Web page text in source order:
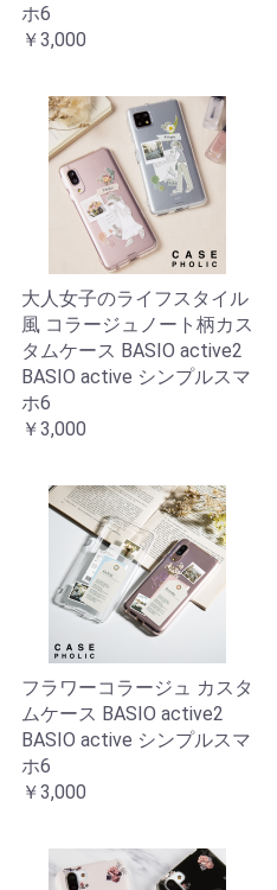
ホ6
￥3,000
大人女子のライフスタイル
風 コラージュノート柄カス
タムケース BASIO active2
BASIO active シンプルスマ
ホ6
￥3,000
フラワーコラージュ カスタ
ムケース BASIO active2
BASIO active シンプルスマ
ホ6
￥3,000